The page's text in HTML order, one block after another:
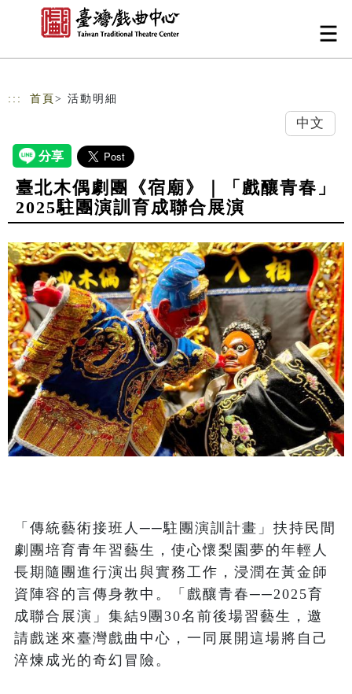
跳到主要內容
網站導覽
::: 首頁 > 活動明細
中文
臺北木偶劇團《宿廟》｜「戲釀青春」
2025駐團演訓育成聯合展演
「傳統藝術接班人──駐團演訓計畫」扶持民間
劇團培育青年習藝生，使心懷梨園夢的年輕人
長期隨團進行演出與實務工作，浸潤在黃金師
資陣容的言傳身教中。「戲釀青春──2025育
成聯合展演」集結9團30名前後場習藝生，邀
請戲迷來臺灣戲曲中心，一同展開這場將自己
淬煉成光的奇幻冒險。